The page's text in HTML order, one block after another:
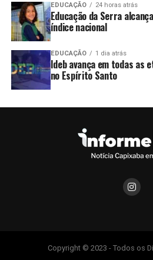
EDUCAÇÃO 24 horas atrás
Educação da Serra
índice nacional
EDUCAÇÃO 1 dia atrás
Ideb avança em todas as
no Espírito Santo
Copyright © 2023 - Todos os